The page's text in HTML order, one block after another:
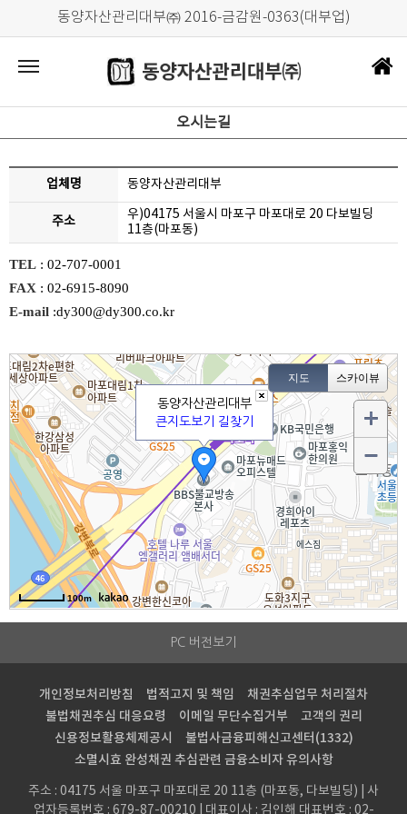
동양자산관리대부㈜ 2016-금감원-0363(대부업)
오시는길
업체명 동양자산관리대부
주소
우)04175 서울시 마포구 마포대로 20 다보빌딩
11층(마포동)
TEL : 02-707-0001
FAX : 02-6915-8090
E-mail :dy300@dy300.co.kr
PC 버전보기
개인정보처리방침 법적고지 및 책임
채권추심업무 처리절차
불법채권추심 대응요령
이메일 무단수집거부
고객의 권리
신용정보활용체제공시
불법사금융피해신고센터(1332)
소멸시효 완성채권 추심관련 금융소비자 유의사항
주소 : 04175 서울 마포구 마포대로 20 11층 (마포동, 다보빌딩) | 사
업자등록번호 : 679-87-00210 | 대표이사 : 김인해 대표번호 : 02-